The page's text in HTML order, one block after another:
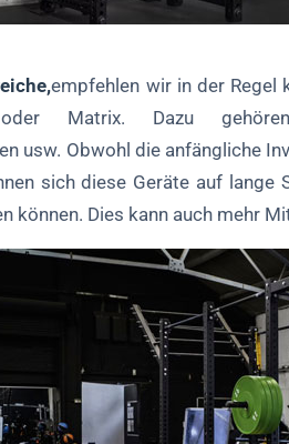
empfehlen wir in der Regel
Matrix. Dazu gehören
usw. Obwohl die anfängliche
sich diese Geräte auf
können. Dies kann auch mehr